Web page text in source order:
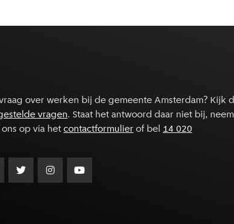
over werken bij de gemeente Amsterdam? Kijk
vragen. Staat het antwoord daar niet bij,
op via hetcontactformulierof bel 14 020